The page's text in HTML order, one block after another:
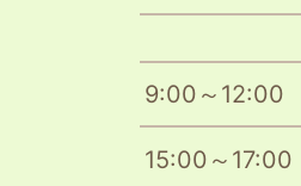
9:00～12:00
15:00～17:00